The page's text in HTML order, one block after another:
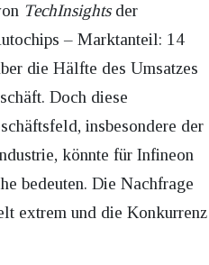
TechInsightsder
– Marktanteil: 14
die Hälfte des Umsatzes
Doch diese
insbesondere der
könnte für Infineon
bedeuten. Die Nachfrage
extrem und die Konkurrenz